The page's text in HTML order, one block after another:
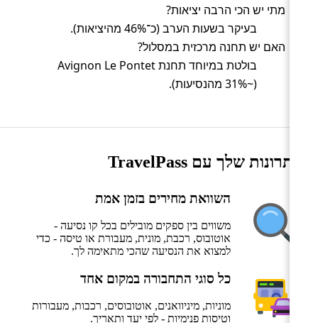
מתי יש הכי הרבה יציאות?
בעיקר בשעות הערב (כ־46% מהיציאות).
האם יש תחנה מרכזית במסלול?
בולטת במיוחד תחנת Avignon Le Pontet
(~31% מהנסיעות).
היתרונות שלך עם TravelPass
השוואת מחירים בזמן אמת
משווים בין ספקים מובילים בכל קו נסיעה -
אוטובוס, רכבת, מונית, מעבורת או טיסה - כדי
למצוא את הנסיעה שהכי מתאימה לך.
כל סוגי התחבורה במקום אחד
מוניות, מיניוואנים, אוטובוסים, רכבות, מעבורות
וטיסות פנימיות - לפי יעד ותאריך.